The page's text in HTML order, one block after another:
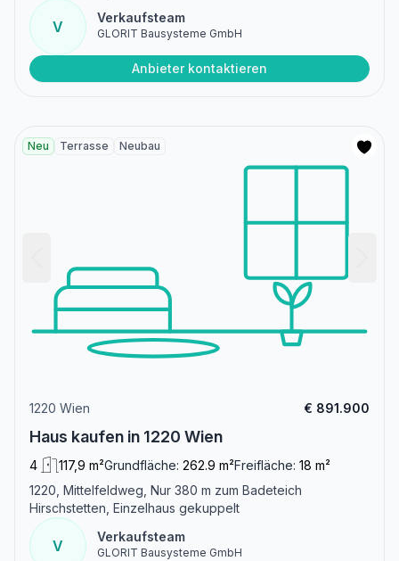
V
Verkaufsteam
GLORIT Bausysteme GmbH
Anbieter kontaktieren
Neu Terrasse Neubau
1220 Wien € 891.900
Haus kaufen in 1220 Wien
4 117,9 m²Grundfläche: 262.9 m²Freifläche: 18 m²
1220, Mittelfeldweg, Nur 380 m zum Badeteich
Hirschstetten, Einzelhaus gekuppelt
V
Verkaufsteam
GLORIT Bausysteme GmbH